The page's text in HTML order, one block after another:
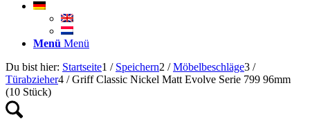
Menü Menü
Du bist hier: Startseite1 / Speichern2 / Möbelbeschläge3 /
Türabzieher4 / Griff Classic Nickel Matt Evolve Serie 799 96mm
(10 Stück)